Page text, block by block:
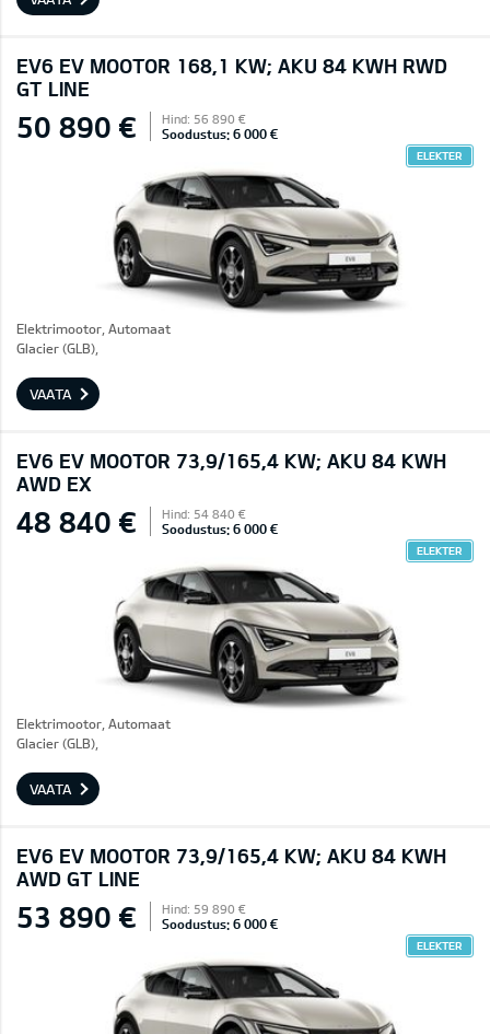
EV6 EV MOOTOR 168,1 KW; AKU 84 KWH RWD
GT LINE
50 890 € Hind: 56 890 €
Soodustus: 6 000 €
ELEKTER
Elektrimootor, Automaat
Glacier (GLB),
VAATA
EV6 EV MOOTOR 73,9/165,4 KW; AKU 84 KWH
AWD EX
48 840 € Hind: 54 840 €
Soodustus: 6 000 €
ELEKTER
Elektrimootor, Automaat
Glacier (GLB),
VAATA
EV6 EV MOOTOR 73,9/165,4 KW; AKU 84 KWH
AWD GT LINE
53 890 € Hind: 59 890 €
Soodustus: 6 000 €
ELEKTER